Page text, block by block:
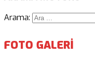
Arama:
FOTO GALERİ